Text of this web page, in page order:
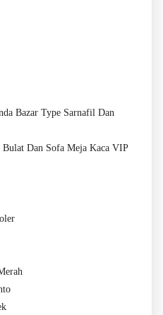
Bazar Type Sarnafil Dan
Bulat Dan Sofa Meja Kaca VIP